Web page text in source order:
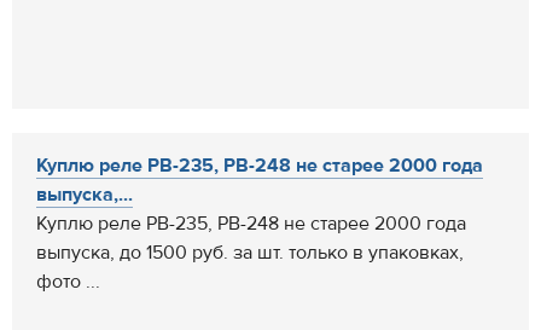
Куплю реле РВ-235, РВ-248 не старее 2000 года
выпуска,...
Куплю реле РВ-235, РВ-248 не старее 2000 года
выпуска, до 1500 руб. за шт. только в упаковках,
фото ...